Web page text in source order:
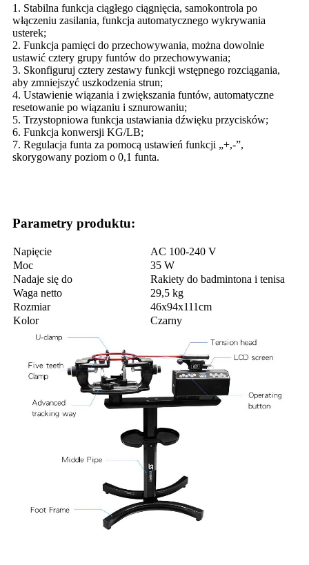
1. Stabilna funkcja ciągłego ciągnięcia, samokontrola po
włączeniu zasilania, funkcja automatycznego wykrywania
usterek;
2. Funkcja pamięci do przechowywania, można dowolnie
ustawić cztery grupy funtów do przechowywania;
3. Skonfiguruj cztery zestawy funkcji wstępnego rozciągania,
aby zmniejszyć uszkodzenia strun;
4. Ustawienie wiązania i zwiększania funtów, automatyczne
resetowanie po wiązaniu i sznurowaniu;
5. Trzystopniowa funkcja ustawiania dźwięku przycisków;
6. Funkcja konwersji KG/LB;
7. Regulacja funta za pomocą ustawień funkcji „+,-”,
skorygowany poziom o 0,1 funta.
Parametry produktu:
Napięcie
AC 100-240 V
Moc
35 W
Nadaje się do
Rakiety do badmintona i tenisa
Waga netto
29,5 kg
Rozmiar
46x94x111cm
Kolor
Czarny